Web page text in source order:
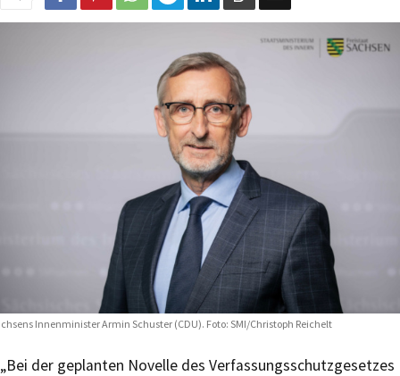
Innenminister Armin Schuster (CDU). Foto: SMI/Christoph Reichelt
„Bei der geplanten Novelle des Verfassungsschutzgesetzes